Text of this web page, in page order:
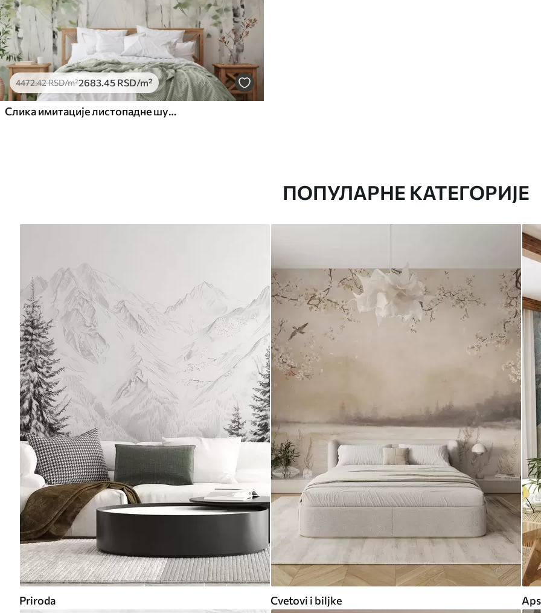
4472.42RSD/m²2683.45 RSD/m²
Слика имитације листопадне шуме
ПОПУЛАРНЕ КАТЕГОРИЈЕ
Priroda Cvetovi i biljke